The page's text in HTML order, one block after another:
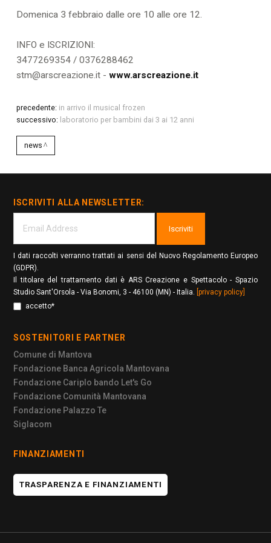
Domenica 3 febbraio dalle ore 10 alle ore 12.
INFO e ISCRIZIONI:
3477269354 / 0376288462
stm@arscreazione.it - www.arscreazione.it
precedente: in arrivo il musical frozen
successivo: laboratorio per bambini dai 3 ai 12 anni
news
ISCRIVITI ALLA NEWSLETTER:
Iscriviti
I dati raccolti verranno trattati ai sensi del Nuovo Regolamento Europeo
(GDPR).
Il titolare del trattamento dati è ARS Creazione e Spettacolo - Spazio
Studio Sant'Orsola - Via Bonomi, 3 - 46100 (MN) - Italia.
[privacy policy]
accetto*
SOSTENITORI E PARTNER
Comune di Mantova
Fondazione Banca Agricola Mantovana
Fondazione Cariplo bando Let's Go
Fondazione Comunità Mantovana
Fondazione Palazzo Te
Siglacom
FINANZIAMENTI
TRASPARENZA E FINANZIAMENTI